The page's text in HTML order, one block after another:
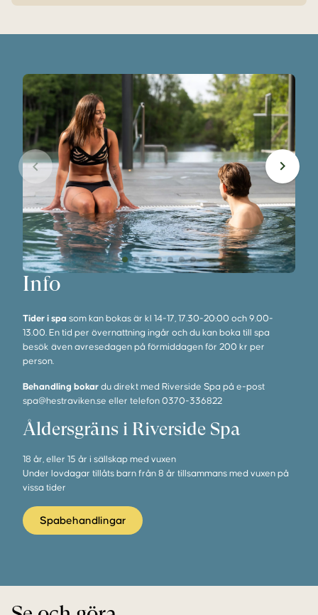
Info
Tider i spa som kan bokas är kl 14-17, 17.30-20:00 och 9.00-
13.00. En tid per övernattning ingår och du kan boka till spa
besök även avresedagen på förmiddagen för 200 kr per
person.
Behandling bokar du direkt med Riverside Spa på e-post
spa@hestraviken.se eller telefon 0370-336822
Åldersgräns i Riverside Spa
18 år, eller 15 år i sällskap med vuxen
Under lovdagar tillåts barn från 8 år tillsammans med vuxen på
vissa tider
Spabehandlingar